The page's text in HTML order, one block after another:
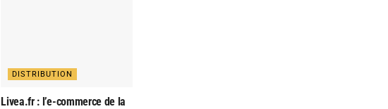
DISTRIBUTION
Livea.fr : l’e-commerce de la